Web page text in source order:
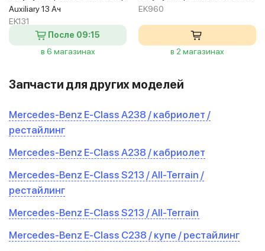
Auxiliary 13 Ач
EK131
После 09:15
в 6 магазинах
EK960
в 2 магазинах
Запчасти для других моделей
Mercedes-Benz E-Class A238 / кабриолет /
рестайлинг
Mercedes-Benz E-Class A238 / кабриолет
Mercedes-Benz E-Class S213 / All-Terrain /
рестайлинг
Mercedes-Benz E-Class S213 / All-Terrain
Mercedes-Benz E-Class C238 / купе / рестайлинг